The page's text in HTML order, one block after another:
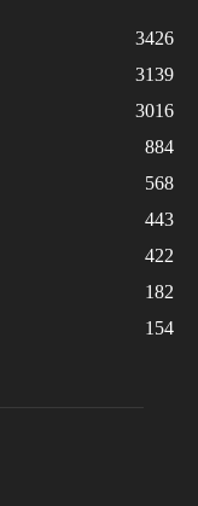
3426
3139
3016
884
568
443
422
182
154